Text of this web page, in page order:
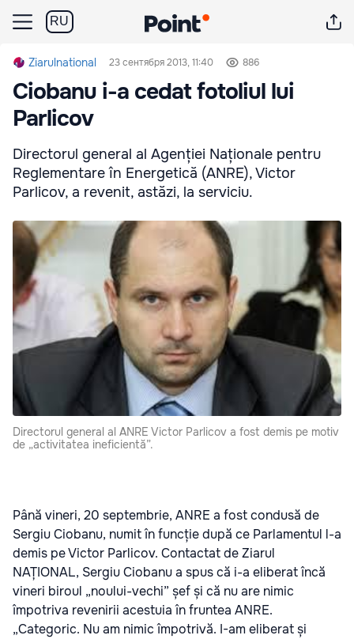
RU
Ziarulnational 23 сентября 2013, 11:40 886
Ciobanu i-a cedat fotoliul lui
Parlicov
Directorul general al Agenției Naționale pentru
Reglementare în Energetică (ANRE), Victor
Parlicov, a revenit, astăzi, la serviciu.
Directorul general al ANRE Victor Parlicov a fost demis pe motiv
de „activitatea ineficientă”.
Până vineri, 20 septembrie, ANRE a fost condusă de
Sergiu Ciobanu, numit în funcție după ce Parlamentul l-a
demis pe Victor Parlicov. Contactat de Ziarul
NAȚIONAL, Sergiu Ciobanu a spus că i-a eliberat încă
vineri biroul „noului-vechi” șef și că nu are nimic
împotriva revenirii acestuia în fruntea ANRE.
„Categoric. Nu am nimic împotrivă. I-am eliberat și